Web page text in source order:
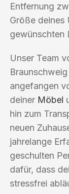
Entfernung
Größe deines
gewünschten
Unser Team
angefangen
deiner Möbel
hin zum
neuen
jahrelange
geschulten
dafür, dass
stressfrei